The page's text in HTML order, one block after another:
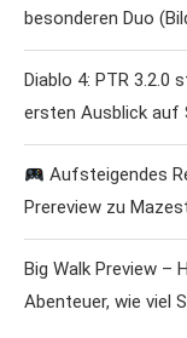
besonderen Duo
Diablo 4: PTR 3.2.0
ersten Ausblick auf
Aufsteigendes
Prereview zu
Big Walk Preview –
Abenteuer, wie viel